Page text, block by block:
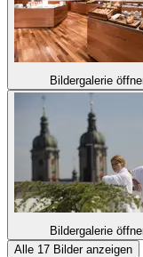
Bildergalerie
Bildergalerie
Alle 17 Bilder anzeigen